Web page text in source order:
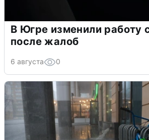
В Югре изменили работу
после жалоб
6 августа 0